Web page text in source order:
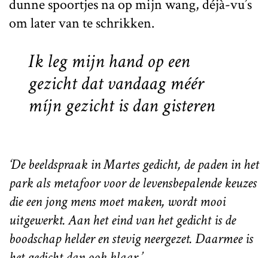
dunne spoortjes na op mijn wang, déjà-vu’s
om later van te schrikken.
Ik leg mijn hand op een
gezicht dat vandaag méér
míjn gezicht is dan gisteren
‘De beeldspraak in Martes gedicht, de paden in het
park als metafoor voor de levensbepalende keuzes
die een jong mens moet maken, wordt mooi
uitgewerkt. Aan het eind van het gedicht is de
boodschap helder en stevig neergezet. Daarmee is